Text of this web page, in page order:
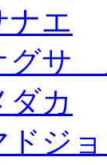
ナエ
グサ
ダカ
ドジ